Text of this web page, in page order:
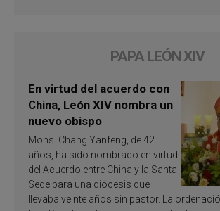
PAPA LEÓN XIV
En virtud del acuerdo con
China, León XIV nombra un
nuevo obispo
Mons. Chang Yanfeng, de 42
años, ha sido nombrado en virtud
del Acuerdo entre China y la Santa
Sede para una diócesis que
llevaba veinte años sin pastor. La